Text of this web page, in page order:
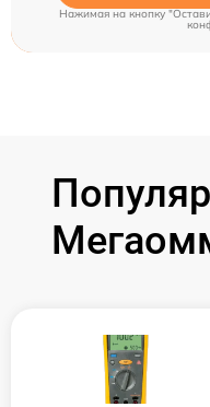
Нажимая на кнопку